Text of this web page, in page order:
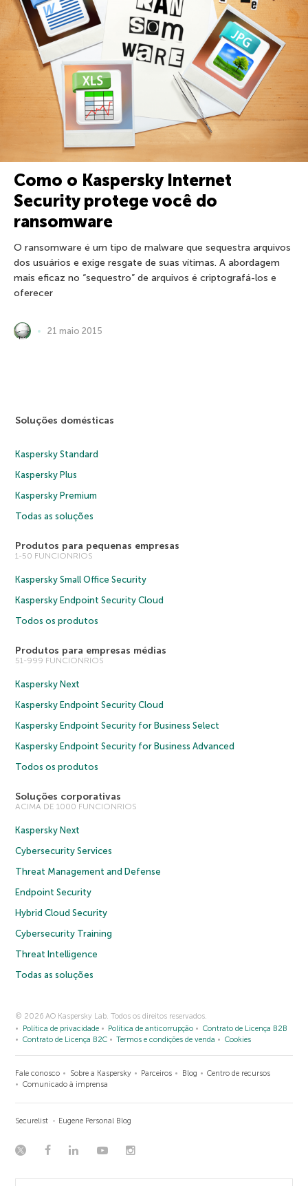
Como o Kaspersky Internet
Security protege você do
ransomware
O ransomware é um tipo de malware que sequestra arquivos
dos usuários e exige resgate de suas vítimas. A abordagem
mais eficaz no “sequestro” de arquivos é criptografá-los e
oferecer
21 maio 2015
Soluções domésticas
Kaspersky Standard
Kaspersky Plus
Kaspersky Premium
Todas as soluções
Produtos para pequenas empresas
1-50 FUNCIONRIOS
Kaspersky Small Office Security
Kaspersky Endpoint Security Cloud
Todos os produtos
Produtos para empresas médias
51-999 FUNCIONRIOS
Kaspersky Next
Kaspersky Endpoint Security Cloud
Kaspersky Endpoint Security for Business Select
Kaspersky Endpoint Security for Business Advanced
Todos os produtos
Soluções corporativas
ACIMA DE 1000 FUNCIONRIOS
Kaspersky Next
Cybersecurity Services
Threat Management and Defense
Endpoint Security
Hybrid Cloud Security
Cybersecurity Training
Threat Intelligence
Todas as soluções
© 2026 AO Kaspersky Lab. Todos os direitos reservados.
Política de privacidade
Política de anticorrupção
Contrato de Licença B2B
Contrato de Licença B2C
Termos e condições de venda Cookies
Fale conosco Sobre a Kaspersky Parceiros Blog
Centro de recursos
Comunicado à imprensa
Securelist Eugene Personal Blog